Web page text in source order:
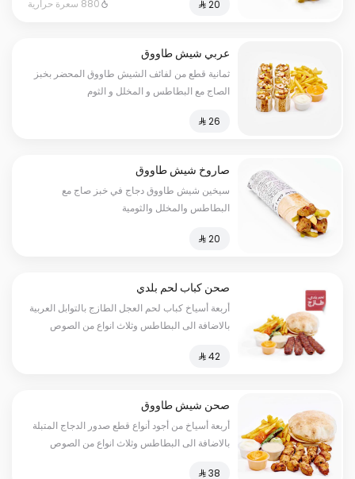
880 سعرة حرارية
عربي شيش طاووق
ثمانية قطع من لفائف الشيش طاووق المحضر بخبز
الصاج مع البطاطس و المخلل و الثوم
صاروخ شيش طاووق
سيخين شيش طاووق دجاج في خبز صاج مع
البطاطس والمخلل والثومية
صحن كباب لحم بلدي
أربعة أسياخ كباب لحم العجل الطازج بالتوابل العربية
بالاضافة الى البطاطس وثلاث انواع من الصوص
⁨⁦‪‬ 42⁩
صحن شيش طاووق
أربعة أسياخ من أجود أنواع قطع صدور الدجاج المتبلة
بالاضافة الى البطاطس وثلاث انواع من الصوص